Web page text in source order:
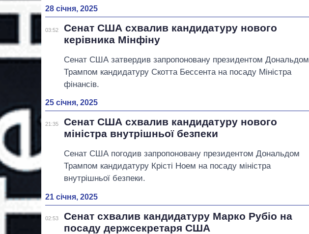
28 січня, 2025
03:52
Сенат США схвалив кандидатуру нового
керівника Мінфіну
Сенат США затвердив запропоновану президентом Дональдом
Трампом кандидатуру Скотта Бессента на посаду Міністра
фінансів.
25 січня, 2025
21:35
Сенат США схвалив кандидатуру нового
міністра внутрішньої безпеки
Сенат США погодив запропоновану президентом Дональдом
Трампом кандидатуру Крісті Ноем на посаду міністра
внутрішньої безпеки.
21 січня, 2025
02:53
Сенат схвалив кандидатуру Марко Рубіо на
посаду держсекретаря США